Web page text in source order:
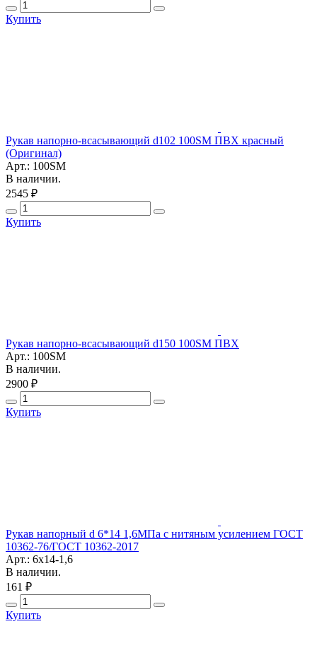
Купить
Рукав напорно-всасывающий d102 100SM ПВХ красный
(Оригинал)
Арт.: 100SM
В наличии.
2545 ₽
Купить
Рукав напорно-всасывающий d150 100SM ПВХ
Арт.: 100SM
В наличии.
2900 ₽
Купить
Рукав напорный d 6*14 1,6МПа с нитяным усилением ГОСТ
10362-76/ГОСТ 10362-2017
Арт.: 6х14-1,6
В наличии.
161 ₽
Купить